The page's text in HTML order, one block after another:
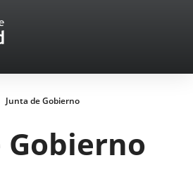
Junta de Gobierno
Gobierno